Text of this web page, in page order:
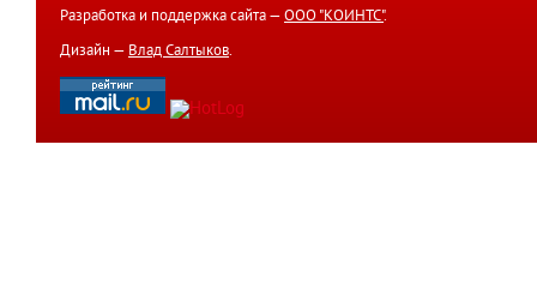
Разработка и поддержка сайта — ООО "КОИНТС".
Дизайн — Влад Салтыков.